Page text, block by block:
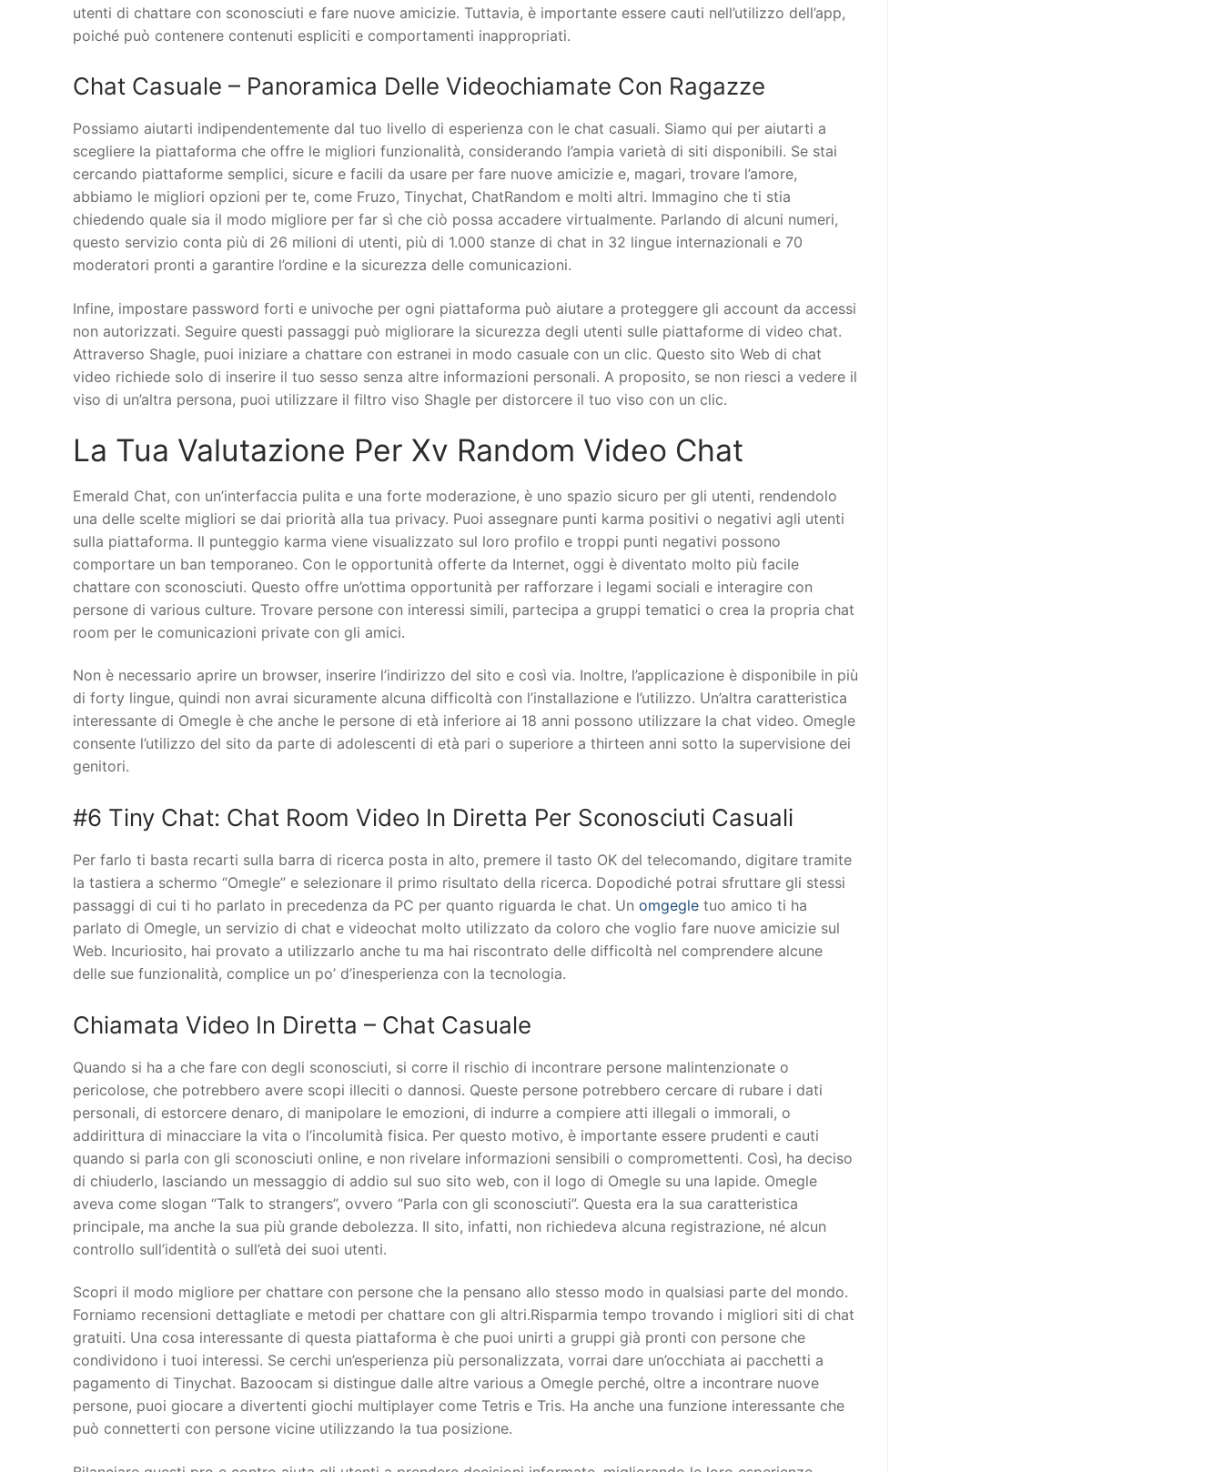
utenti di chattare con sconosciuti e fare nuove amicizie. Tuttavia, è importante essere cauti nell’utilizzo dell’app,
poiché può contenere contenuti espliciti e comportamenti inappropriati.
Chat Casuale – Panoramica Delle Videochiamate Con Ragazze
Possiamo aiutarti indipendentemente dal tuo livello di esperienza con le chat casuali. Siamo qui per aiutarti a
scegliere la piattaforma che offre le migliori funzionalità, considerando l’ampia varietà di siti disponibili. Se stai
cercando piattaforme semplici, sicure e facili da usare per fare nuove amicizie e, magari, trovare l’amore,
abbiamo le migliori opzioni per te, come Fruzo, Tinychat, ChatRandom e molti altri. Immagino che ti stia
chiedendo quale sia il modo migliore per far sì che ciò possa accadere virtualmente. Parlando di alcuni numeri,
questo servizio conta più di 26 milioni di utenti, più di 1.000 stanze di chat in 32 lingue internazionali e 70
moderatori pronti a garantire l’ordine e la sicurezza delle comunicazioni.
Infine, impostare password forti e univoche per ogni piattaforma può aiutare a proteggere gli account da accessi
non autorizzati. Seguire questi passaggi può migliorare la sicurezza degli utenti sulle piattaforme di video chat.
Attraverso Shagle, puoi iniziare a chattare con estranei in modo casuale con un clic. Questo sito Web di chat
video richiede solo di inserire il tuo sesso senza altre informazioni personali. A proposito, se non riesci a vedere il
viso di un’altra persona, puoi utilizzare il filtro viso Shagle per distorcere il tuo viso con un clic.
La Tua Valutazione Per Xv Random Video Chat
Emerald Chat, con un’interfaccia pulita e una forte moderazione, è uno spazio sicuro per gli utenti, rendendolo
una delle scelte migliori se dai priorità alla tua privacy. Puoi assegnare punti karma positivi o negativi agli utenti
sulla piattaforma. Il punteggio karma viene visualizzato sul loro profilo e troppi punti negativi possono
comportare un ban temporaneo. Con le opportunità offerte da Internet, oggi è diventato molto più facile
chattare con sconosciuti. Questo offre un’ottima opportunità per rafforzare i legami sociali e interagire con
persone di various culture. Trovare persone con interessi simili, partecipa a gruppi tematici o crea la propria chat
room per le comunicazioni private con gli amici.
Non è necessario aprire un browser, inserire l’indirizzo del sito e così via. Inoltre, l’applicazione è disponibile in più
di forty lingue, quindi non avrai sicuramente alcuna difficoltà con l’installazione e l’utilizzo. Un’altra caratteristica
interessante di Omegle è che anche le persone di età inferiore ai 18 anni possono utilizzare la chat video. Omegle
consente l’utilizzo del sito da parte di adolescenti di età pari o superiore a thirteen anni sotto la supervisione dei
genitori.
#6 Tiny Chat: Chat Room Video In Diretta Per Sconosciuti Casuali
Per farlo ti basta recarti sulla barra di ricerca posta in alto, premere il tasto OK del telecomando, digitare tramite
la tastiera a schermo “Omegle” e selezionare il primo risultato della ricerca. Dopodiché potrai sfruttare gli stessi
passaggi di cui ti ho parlato in precedenza da PC per quanto riguarda le chat. Un omgegle tuo amico ti ha
parlato di Omegle, un servizio di chat e videochat molto utilizzato da coloro che voglio fare nuove amicizie sul
Web. Incuriosito, hai provato a utilizzarlo anche tu ma hai riscontrato delle difficoltà nel comprendere alcune
delle sue funzionalità, complice un po’ d’inesperienza con la tecnologia.
Chiamata Video In Diretta – Chat Casuale
Quando si ha a che fare con degli sconosciuti, si corre il rischio di incontrare persone malintenzionate o
pericolose, che potrebbero avere scopi illeciti o dannosi. Queste persone potrebbero cercare di rubare i dati
personali, di estorcere denaro, di manipolare le emozioni, di indurre a compiere atti illegali o immorali, o
addirittura di minacciare la vita o l’incolumità fisica. Per questo motivo, è importante essere prudenti e cauti
quando si parla con gli sconosciuti online, e non rivelare informazioni sensibili o compromettenti. Così, ha deciso
di chiuderlo, lasciando un messaggio di addio sul suo sito web, con il logo di Omegle su una lapide. Omegle
aveva come slogan “Talk to strangers”, ovvero “Parla con gli sconosciuti”. Questa era la sua caratteristica
principale, ma anche la sua più grande debolezza. Il sito, infatti, non richiedeva alcuna registrazione, né alcun
controllo sull’identità o sull’età dei suoi utenti.
Scopri il modo migliore per chattare con persone che la pensano allo stesso modo in qualsiasi parte del mondo.
Forniamo recensioni dettagliate e metodi per chattare con gli altri.Risparmia tempo trovando i migliori siti di chat
gratuiti. Una cosa interessante di questa piattaforma è che puoi unirti a gruppi già pronti con persone che
condividono i tuoi interessi. Se cerchi un’esperienza più personalizzata, vorrai dare un’occhiata ai pacchetti a
pagamento di Tinychat. Bazoocam si distingue dalle altre various a Omegle perché, oltre a incontrare nuove
persone, puoi giocare a divertenti giochi multiplayer come Tetris e Tris. Ha anche una funzione interessante che
può connetterti con persone vicine utilizzando la tua posizione.